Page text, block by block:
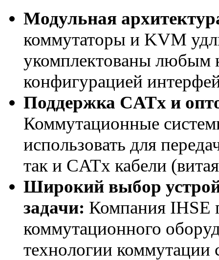
Модульная
коммутаторы и KVM
укомплектованы любым
конфигурацией
Поддержка CATx и
Коммутационные
использовать для
так и CATx кабели
Широкий выбор
задачи: Компания IHSE
коммутационного
технологии коммутации